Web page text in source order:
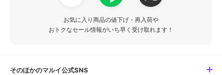
お気に入り商品の値下げ・再入荷や
おトクなセール情報がいち早く受け取れます！
そのほかのマルイ公式SNS